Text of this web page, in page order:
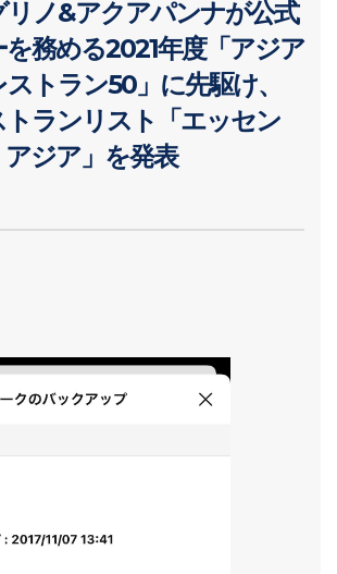
ノ&アクアパンナが公式
務める2021年度「アジア
トラン50」に先駆け、
ランリスト「エッセン
ジア」を発表